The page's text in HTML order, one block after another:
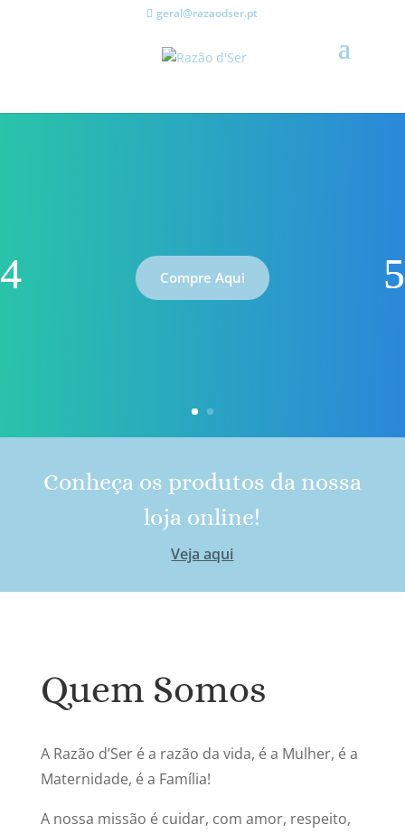
geral@razaodser.pt
Compre Aqui
Conheça os produtos da nossa
loja online!
Veja aqui
Quem Somos
A Razão d’Ser é a razão da vida, é a Mulher, é a
Maternidade, é a Família!
A nossa missão é cuidar, com amor, respeito,